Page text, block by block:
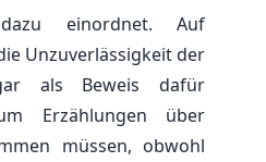
einordnet. Auf
Unzuverlässigkeit der
als Beweis dafür
Erzählungen über
müssen, obwohl